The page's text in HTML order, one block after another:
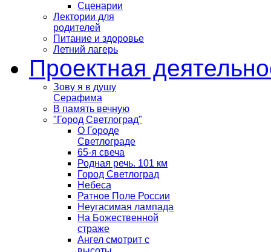
Сценарии
Лектории для
родителей
Питание и здоровье
Летний лагерь
Проектная
Зову я в душу
Серафима
В память вечную
"Город Светлоград"
О Городе
Светлограде
65-я свеча
Родная речь. 101 км
Город Светлоград
Небеса
Ратное Поле России
Неугасимая лампада
На Божественной
страже
Ангел смотрит с